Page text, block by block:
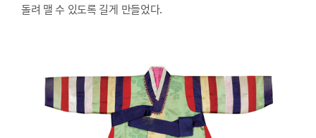
돌려 맬 수 있도록 길게 만들었다.